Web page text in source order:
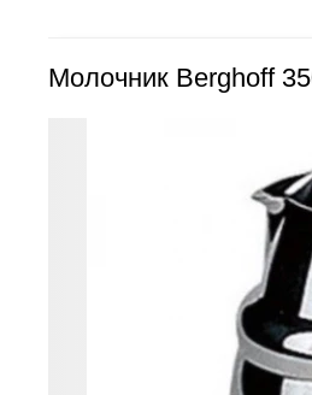
Молочник Berghoff